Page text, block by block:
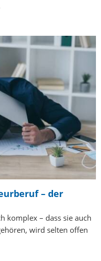
– der
komplex – dass sie auch
wird selten offen